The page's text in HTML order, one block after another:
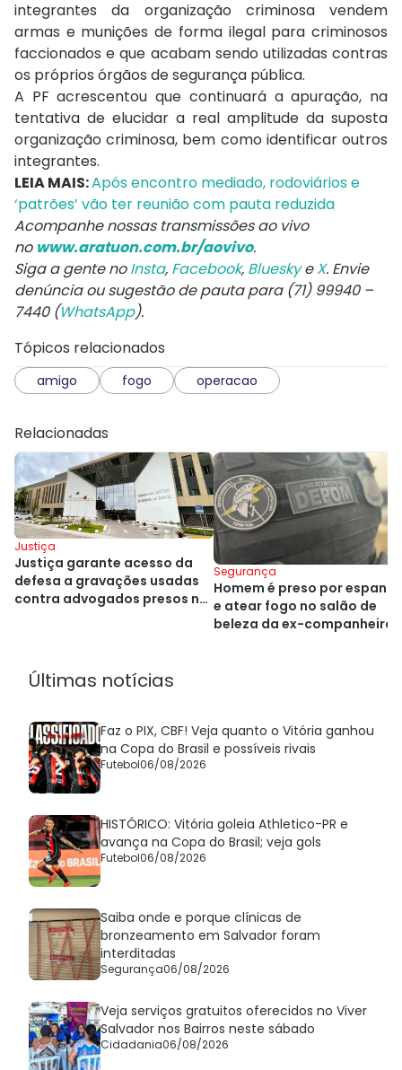
integrantes da organização criminosa vendem
armas e munições de forma ilegal para criminosos
faccionados e que acabam sendo utilizadas contras
os próprios órgãos de segurança pública.
A PF acrescentou que continuará a apuração, na
tentativa de elucidar a real amplitude da suposta
organização criminosa, bem como identificar outros
integrantes.
LEIA MAIS:Após encontro mediado, rodoviários e
‘patrões’ vão ter reunião com pauta reduzida
Acompanhe nossas transmissões ao vivo
no www.aratuon.com.br/aovivo.
Siga a gente noInsta, Facebook, BlueskyeX. Envie
denúncia ou sugestão de pauta para (71) 99940 –
7440 (WhatsApp).
Tópicos relacionados
amigo fogo operacao
Relacionadas
Justiça
Justiça garante acesso da
defesa a gravações usadas
contra advogados presos na
Segurança
Homem é preso por
e atear fogo no salão de
beleza da ex-companheira
Últimas notícias
Faz o PIX, CBF! Veja quanto o Vitória ganhou
na Copa do Brasil e possíveis rivais
Futebol06/08/2026
HISTÓRICO: Vitória goleia Athletico-PR e
avança na Copa do Brasil; veja gols
Futebol06/08/2026
Saiba onde e porque clínicas de
bronzeamento em Salvador foram
interditadas
Segurança06/08/2026
Veja serviços gratuitos oferecidos no Viver
Salvador nos Bairros neste sábado
Cidadania06/08/2026